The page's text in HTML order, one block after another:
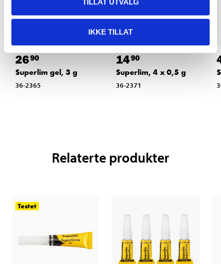
IKKE TILLAT
2690
Superlim gel, 3 g
36-2365
1490
Superlim, 4 x 0,5 g
36-2371
Relaterte produkter
Testet